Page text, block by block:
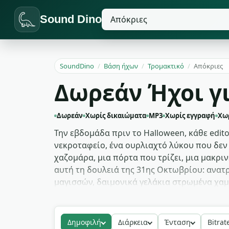
Sound Dino
SoundDino / Βάση ήχων / Τρομακτικό / Απόκριες
Δωρεάν Ήχοι
Δωρεάν Χωρίς δικαιώματα MP3 Χωρίς εγγραφή
Την εβδομάδα πριν το Halloween, κάθε
νεκροταφείο, ένα ουρλιαχτό λύκου που
χαζομάρα, μια πόρτα που τρίζει, μια
αυτή τη δουλειά της 31ης Οκτωβρίου:
μαγισσών, δαιμονικά γελάκια στρωμένα
Compilation YouTube και TikTok edit
host που στήνουν τρόμο στο σπίτι
Δημοφιλή Διάρκεια Ένταση